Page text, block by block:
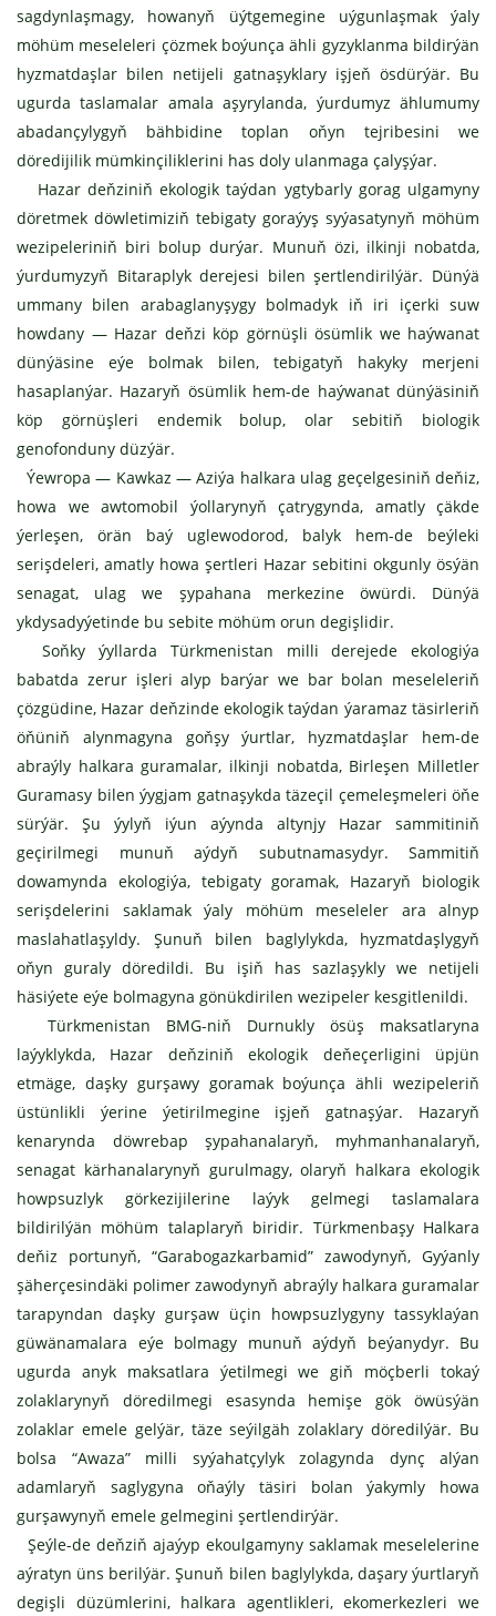
sagdynlaşmagy, howanyň üýtgemegine uýgunlaşmak ýaly
möhüm meseleleri çözmek boýunça ähli gyzyklanma bildirýän
hyzmatdaşlar bilen netijeli gatnaşyklary işjeň ösdürýär. Bu
ugurda taslamalar amala aşyrylanda, ýurdumyz ählumumy
abadançylygyň bähbidine toplan oňyn tejribesini we
döredijilik mümkinçiliklerini has doly ulanmaga çalyşýar.
Hazar deňziniň ekologik taýdan ygtybarly gorag ulgamyny
döretmek döwletimiziň tebigaty goraýyş syýasatynyň möhüm
wezipeleriniň biri bolup durýar. Munuň özi, ilkinji nobatda,
ýurdumyzyň Bitaraplyk derejesi bilen şertlendirilýär. Dünýä
ummany bilen arabaglanyşygy bolmadyk iň iri içerki suw
howdany — Hazar deňzi köp görnüşli ösümlik we haýwanat
dünýäsine eýe bolmak bilen, tebigatyň hakyky merjeni
hasaplanýar. Hazaryň ösümlik hem-de haýwanat dünýäsiniň
köp görnüşleri endemik bolup, olar sebitiň biologik
genofonduny düzýär.
Ýewropa — Kawkaz — Aziýa halkara ulag geçelgesiniň deňiz,
howa we awtomobil ýollarynyň çatrygynda, amatly çäkde
ýerleşen, örän baý uglewodorod, balyk hem-de beýleki
serişdeleri, amatly howa şertleri Hazar sebitini okgunly ösýän
senagat, ulag we şypahana merkezine öwürdi. Dünýä
ykdysadyýetinde bu sebite möhüm orun degişlidir.
Soňky ýyllarda Türkmenistan milli derejede ekologiýa
babatda zerur işleri alyp barýar we bar bolan meseleleriň
çözgüdine, Hazar deňzinde ekologik taýdan ýaramaz täsirleriň
öňüniň alynmagyna goňşy ýurtlar, hyzmatdaşlar hem-de
abraýly halkara guramalar, ilkinji nobatda, Birleşen Milletler
Guramasy bilen ýygjam gatnaşykda täzeçil çemeleşmeleri öňe
sürýär. Şu ýylyň iýun aýynda altynjy Hazar sammitiniň
geçirilmegi munuň aýdyň subutnamasydyr. Sammitiň
dowamynda ekologiýa, tebigaty goramak, Hazaryň biologik
serişdelerini saklamak ýaly möhüm meseleler ara alnyp
maslahatlaşyldy. Şunuň bilen baglylykda, hyzmatdaşlygyň
oňyn guraly döredildi. Bu işiň has sazlaşykly we netijeli
häsiýete eýe bolmagyna gönükdirilen wezipeler kesgitlenildi.
Türkmenistan BMG-niň Durnukly ösüş maksatlaryna
laýyklykda, Hazar deňziniň ekologik deňeçerligini üpjün
etmäge, daşky gurşawy goramak boýunça ähli wezipeleriň
üstünlikli ýerine ýetirilmegine işjeň gatnaşýar. Hazaryň
kenarynda döwrebap şypahanalaryň, myhmanhanalaryň,
senagat kärhanalarynyň gurulmagy, olaryň halkara ekologik
howpsuzlyk görkezijilerine laýyk gelmegi taslamalara
bildirilýän möhüm talaplaryň biridir. Türkmenbaşy Halkara
deňiz portunyň, “Garabogazkarbamid” zawodynyň, Gyýanly
şäherçesindäki polimer zawodynyň abraýly halkara guramalar
tarapyndan daşky gurşaw üçin howpsuzlygyny tassyklaýan
güwänamalara eýe bolmagy munuň aýdyň beýanydyr. Bu
ugurda anyk maksatlara ýetilmegi we giň möçberli tokaý
zolaklarynyň döredilmegi esasynda hemişe gök öwüsýän
zolaklar emele gelýär, täze seýilgäh zolaklary döredilýär. Bu
bolsa “Awaza” milli syýahatçylyk zolagynda dynç alýan
adamlaryň saglygyna oňaýly täsiri bolan ýakymly howa
gurşawynyň emele gelmegini şertlendirýär.
Şeýle-de deňziň ajaýyp ekoulgamyny saklamak meselelerine
aýratyn üns berilýär. Şunuň bilen baglylykda, daşary ýurtlaryň
degişli düzümlerini, halkara agentlikleri, ekomerkezleri we